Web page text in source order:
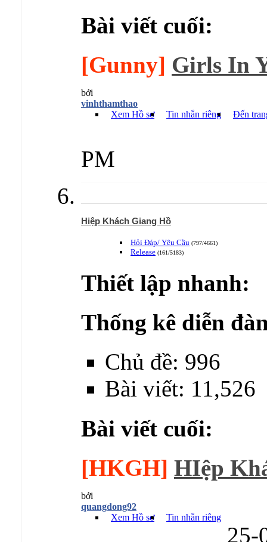
Bài viết cuối:
[Gunny] Girls In
bởi
vinhthamthao
Xem Hồ sơ
Tin nhắn riêng Đến
PM
Hiệp Khách Giang Hồ
Hỏi Đáp/ Yêu Cầu (797/4661)
Release (161/5183)
Thiết lập nhanh:
Thống kê diễn
Chủ đề: 996
Bài viết: 11,526
Bài viết cuối:
[HKGH] HIệp
bởi
quangdong92
Xem Hồ sơ
Tin nhắn riêng
25-